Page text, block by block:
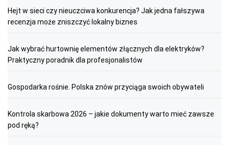
Hejt w sieci czy nieuczciwa konkurencja? Jak jedna fałszywa
recenzja może zniszczyć lokalny biznes
Jak wybrać hurtownię elementów złącznych dla elektryków?
Praktyczny poradnik dla profesjonalistów
Gospodarka rośnie. Polska znów przyciąga swoich obywateli
Kontrola skarbowa 2026 – jakie dokumenty warto mieć zawsze
pod ręką?